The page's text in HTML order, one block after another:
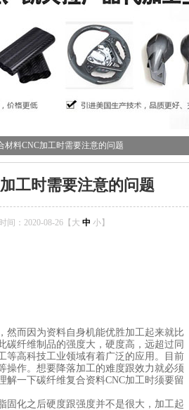
材料CNC加工时需要注意的问题
工时需要注意的问题
间：2020-08-26【 大 中 小】
然而因为资料自身机能优胜加工起来就比
碳纤维制品的强度大，硬度高，远超过同
等高科技工业领域有着广泛的应用。目前
操作。想要降落加工的难度跟效力就必须
解一下碳纤维复合资料CNC加工时须要留
化之后硬度跟强度并不是很大，加工起